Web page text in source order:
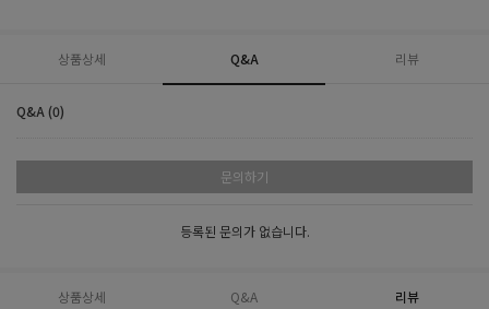
상품상세 Q&A 리뷰
Q&A (0)
문의하기
등록된 문의가 없습니다.
상품상세 Q&A 리뷰